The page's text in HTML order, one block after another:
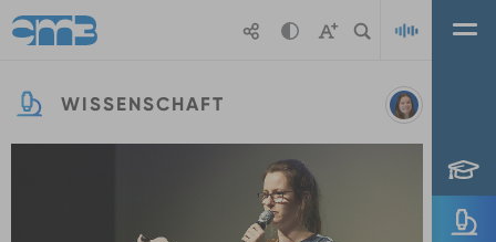
WISSENSCHAFT
Ridzewski